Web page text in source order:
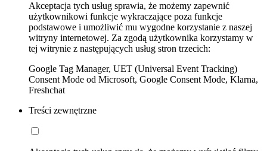
Akceptacja tych usług sprawia, że możemy zapewnić
użytkownikowi funkcje wykraczające poza funkcje
podstawowe i umożliwić mu wygodne korzystanie z naszej
witryny internetowej. Za zgodą użytkownika korzystamy w
tej witrynie z następujących usług stron trzecich:
Google Tag Manager, UET (Universal Event Tracking)
Consent Mode od Microsoft, Google Consent Mode, Klarna,
Freshchat
Treści zewnętrzne